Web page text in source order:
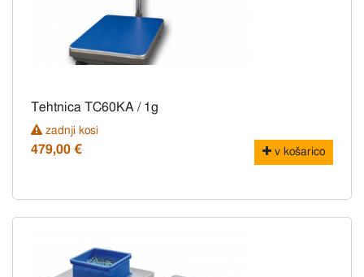
Tehtnica TC60KA / 1g
zadnji kosi
479,00 € v košarico